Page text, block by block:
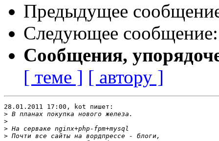
Предыдущее
Следующее
Сообщения,
[ теме ] [ автору ]
28.01.2011 17:00, kot пишет:
>
>
>
>